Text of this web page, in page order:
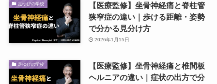
足ゆびの学校
【医療監修】坐骨神経痛と脊柱管
狭窄症の違い｜歩ける距離・姿勢
で分かる見分け方
2026年1月15日
足ゆびの学校
【医療監修】坐骨神経痛と椎間板
ヘルニアの違い｜症状の出方で分